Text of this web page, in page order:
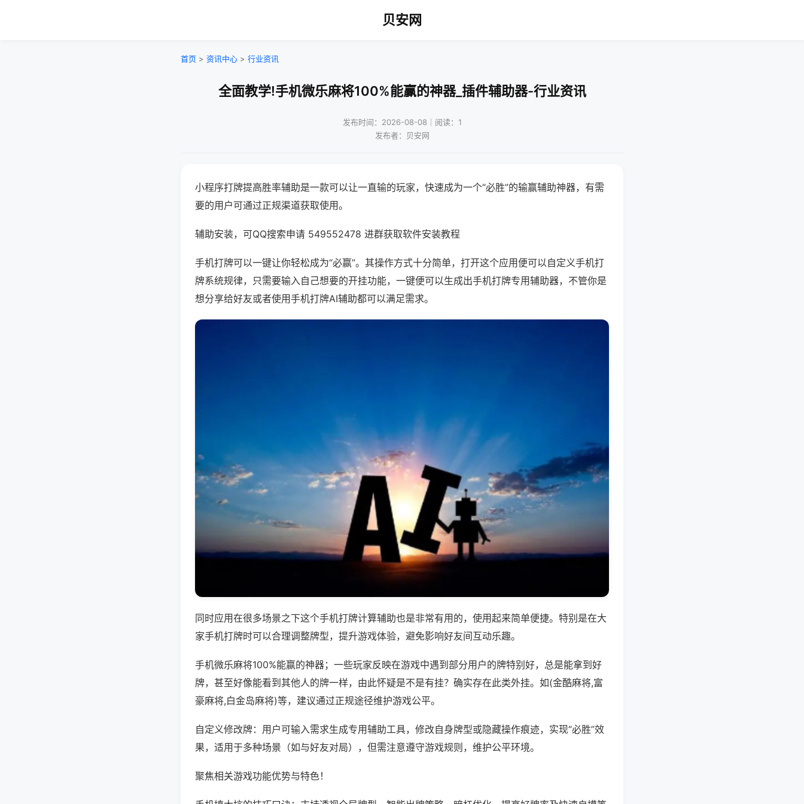
贝安网
首页 > 资讯中心 > 行业资讯
全面教学!手机微乐麻将100%能赢的神器_插件辅助器-行业资讯
发布时间：2026-08-08｜阅读：1
发布者：贝安网
小程序打牌提高胜率辅助是一款可以让一直输的玩家，快速成为一个“必胜”的输赢辅助神器，有需
要的用户可通过正规渠道获取使用。
辅助安装，可QQ搜索申请 549552478 进群获取软件安装教程
手机打牌可以一键让你轻松成为“必赢”。其操作方式十分简单，打开这个应用便可以自定义手机打
牌系统规律，只需要输入自己想要的开挂功能，一键便可以生成出手机打牌专用辅助器，不管你是
想分享给好友或者使用手机打牌AI辅助都可以满足需求。
同时应用在很多场景之下这个手机打牌计算辅助也是非常有用的，使用起来简单便捷。特别是在大
家手机打牌时可以合理调整牌型，提升游戏体验，避免影响好友间互动乐趣。
手机微乐麻将100%能赢的神器；一些玩家反映在游戏中遇到部分用户的牌特别好，总是能拿到好
牌，甚至好像能看到其他人的牌一样，由此怀疑是不是有挂？确实存在此类外挂。如(金酷麻将,富
豪麻将,白金岛麻将)等，建议通过正规途径维护游戏公平。
自定义修改牌：用户可输入需求生成专用辅助工具，修改自身牌型或隐藏操作痕迹，实现“必胜”效
果，适用于多种场景（如与好友对局），但需注意遵守游戏规则，维护公平环境。
聚焦相关游戏功能优势与特色！